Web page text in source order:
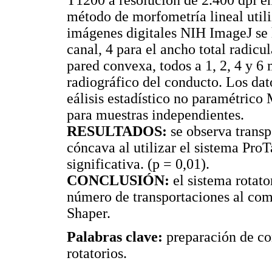
método de morfometría lineal
imágenes digitales NIH ImageJ
canal, 4 para el ancho total
pared convexa, todos a 1, 2, 4 y
radiográfico del conducto. Los
eálisis estadístico no
para muestras independientes.
RESULTADOS: se observa
cóncava al utilizar el sistema
significativa. (p = 0,01).
CONCLUSIÓN: el sistema
número de transportaciones al
Shaper.
Palabras clave: preparación de
rotatorios.